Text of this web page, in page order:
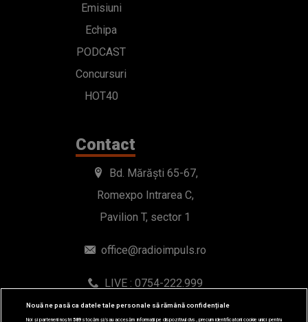
Emisiuni
Echipa
PODCAST
Concursuri
HOT40
Contact
Bd. Mărăști 65-67,
Romexpo Intrarea C,
Pavilion T, sector 1
office@radioimpuls.ro
LIVE : 0754-222.999
WhatsApp: 0754-222.999
Nouă ne pasă ca datele tale personale să rămână confidențiale
Noi și partenerii noștri589stocăm și/sau accesăm informații pe dispozitivul dvs., precum identificatorii cookie unici pentru